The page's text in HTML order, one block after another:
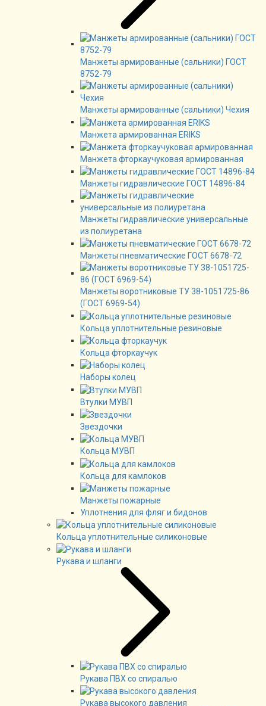
Манжеты армированные (сальники) ГОСТ
8752-79
Манжеты армированные (сальники) Чехия
Манжета армированная ERIKS
Манжета фторкаучуковая армированная
Манжеты гидравлические ГОСТ 14896-84
Манжеты гидравлические универсальные
из полиуретана
Манжеты пневматические ГОСТ 6678-72
Манжеты воротниковые ТУ 38-1051725-86
(ГОСТ 6969-54)
Кольца уплотнительные резиновые
Кольца фторкаучук
Наборы колец
Втулки МУВП
Звездочки
Кольца МУВП
Кольца для камлоков
Манжеты пожарные
Уплотнения для фляг и бидонов
Кольца уплотнительные силиконовые
Рукава и шланги
Рукава ПВХ со спиралью
Рукава высокого давления